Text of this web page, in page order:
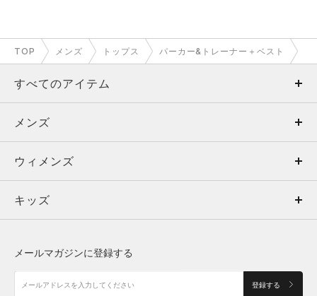
TOP メンズ トップス パーカー&トレーナー＋ベスト
すべてのアイテム
メンズ
ウィメンズ
キッズ
アクセサリー
メンズ
トップス
ボトムス
アクセサリー
ウィメンズ
トップス
シューズ
キッズ
メールマガジンに登録する
登録する